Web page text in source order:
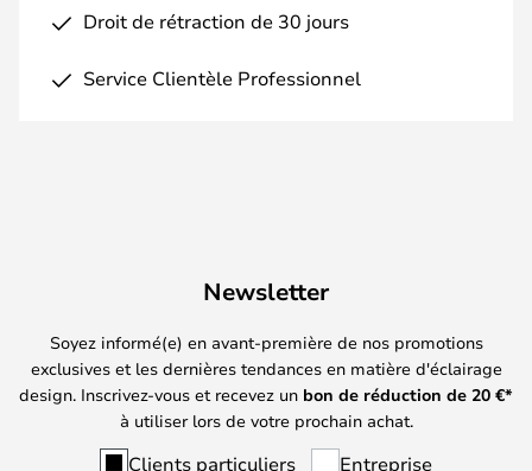
Droit de rétraction de 30 jours
Service Clientèle Professionnel
Newsletter
Soyez informé(e) en avant-première de nos promotions
exclusives et les dernières tendances en matière d'éclairage
design. Inscrivez-vous et recevez un bon de réduction de 20 €*
à utiliser lors de votre prochain achat.
Clients particuliers Entreprise